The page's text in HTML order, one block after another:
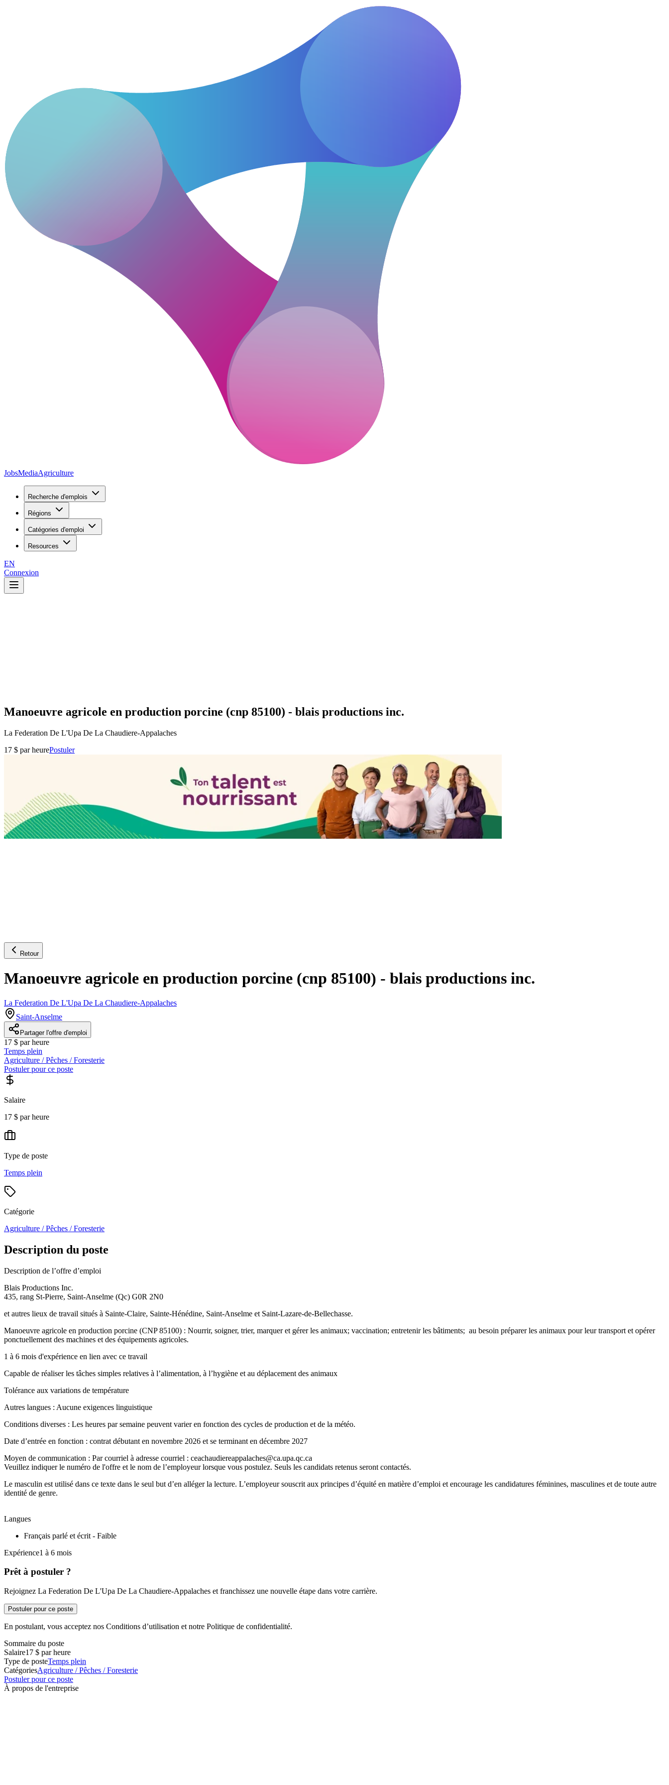
JobsMediaAgriculture
Recherche d'emplois
Régions
Catégories d'emploi
Resources
EN
Connexion
Manoeuvre agricole en production porcine (cnp 85100) - blais productions inc.
La Federation De L'Upa De La Chaudiere-Appalaches
17 $ par heurePostuler
Retour
Manoeuvre agricole en production porcine (cnp 85100) - blais productions inc.
La Federation De L'Upa De La Chaudiere-Appalaches
Saint-Anselme
Partager l'offre d'emploi
17 $ par heure
Temps plein
Agriculture / Pêches / Foresterie
Postuler pour ce poste
Salaire
17 $ par heure
Type de poste
Temps plein
Catégorie
Agriculture / Pêches / Foresterie
Description du poste
Description de l’offre d’emploi
Blais Productions Inc.
435, rang St-Pierre, Saint-Anselme (Qc) G0R 2N0
et autres lieux de travail situés à Sainte-Claire, Sainte-Hénédine, Saint-Anselme et Saint-Lazare-de-Bellechasse.
Manoeuvre agricole en production porcine (CNP 85100) : Nourrir, soigner, trier, marquer et gérer les animaux; vaccination; entretenir les bâtiments; au besoin préparer les animaux pour leur transport et opérer
ponctuellement des machines et des équipements agricoles.
1 à 6 mois d'expérience en lien avec ce travail
Capable de réaliser les tâches simples relatives à l’alimentation, à l’hygiène et au déplacement des animaux
Tolérance aux variations de température
Autres langues : Aucune exigences linguistique
Conditions diverses : Les heures par semaine peuvent varier en fonction des cycles de production et de la météo.
Date d’entrée en fonction : contrat débutant en novembre 2026 et se terminant en décembre 2027
Moyen de communication : Par courriel à adresse courriel : ceachaudiereappalaches@ca.upa.qc.ca
Veuillez indiquer le numéro de l'offre et le nom de l’employeur lorsque vous postulez. Seuls les candidats retenus seront contactés.
Le masculin est utilisé dans ce texte dans le seul but d’en alléger la lecture. L’employeur souscrit aux principes d’équité en matière d’emploi et encourage les candidatures féminines, masculines et de toute autre
identité de genre.
Langues
Français parlé et écrit - Faible
Expérience1 à 6 mois
Prêt à postuler ?
Rejoignez La Federation De L'Upa De La Chaudiere-Appalaches et franchissez une nouvelle étape dans votre carrière.
Postuler pour ce poste
En postulant, vous acceptez nos Conditions d’utilisation et notre Politique de confidentialité.
Sommaire du poste
Salaire17 $ par heure
Type de posteTemps plein
CatégoriesAgriculture / Pêches / Foresterie
Postuler pour ce poste
À propos de l'entreprise